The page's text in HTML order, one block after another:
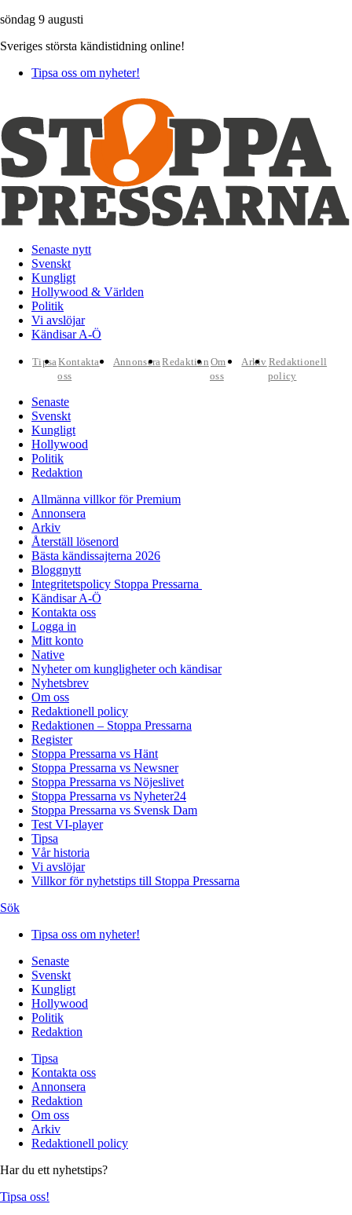
söndag 9 augusti
Sveriges största kändistidning online!
Tipsa oss om nyheter!
Senaste nytt
Svenskt
Kungligt
Hollywood & Världen
Politik
Vi avslöjar
Kändisar A-Ö
TipsaKontakta
oss
AnnonseraRedaktion Om
oss
Arkiv Redaktionell
policy
Senaste
Svenskt
Kungligt
Hollywood
Politik
Redaktion
Allmänna villkor för Premium
Annonsera
Arkiv
Återställ lösenord
Bästa kändissajterna 2026
Bloggnytt
Integritetspolicy Stoppa Pressarna
Kändisar A-Ö
Kontakta oss
Logga in
Mitt konto
Native
Nyheter om kungligheter och kändisar
Nyhetsbrev
Om oss
Redaktionell policy
Redaktionen – Stoppa Pressarna
Register
Stoppa Pressarna vs Hänt
Stoppa Pressarna vs Newsner
Stoppa Pressarna vs Nöjeslivet
Stoppa Pressarna vs Nyheter24
Stoppa Pressarna vs Svensk Dam
Test VI-player
Tipsa
Vår historia
Vi avslöjar
Villkor för nyhetstips till Stoppa Pressarna
Sök
Tipsa oss om nyheter!
Senaste
Svenskt
Kungligt
Hollywood
Politik
Redaktion
Tipsa
Kontakta oss
Annonsera
Redaktion
Om oss
Arkiv
Redaktionell policy
Har du ett nyhetstips?
Tipsa oss!